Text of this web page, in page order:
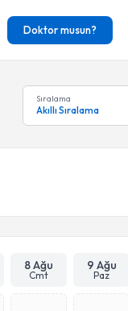
Doktor musun?
Sıralama
Akıllı Sıralama
8 Ağu
Cmt
9 Ağu
Paz